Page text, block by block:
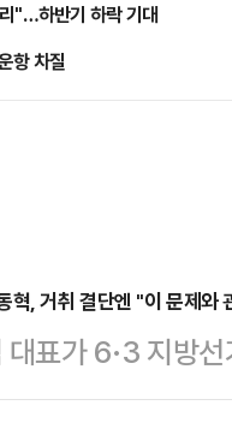
"…하반기 하락 기대
항 차질
혁, 거취 결단엔 "이 문제와
표가 6·3 지방
요구에 힘을 싣는